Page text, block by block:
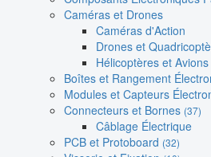
Caméras et Drones
Caméras d'Action
Drones et
Hélicoptères et
Boîtes et Rangement
Modules et Capteurs
Connecteurs et Bornes (37)
Câblage Électrique
PCB et Protoboard (32)